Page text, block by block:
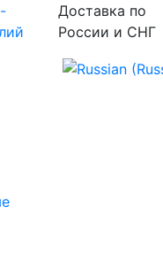
Доставка по
России и СНГ